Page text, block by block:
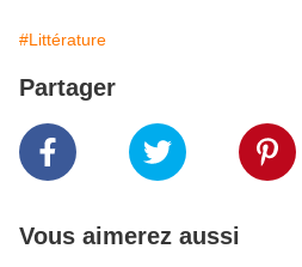
#Littérature
Partager
Vous aimerez aussi